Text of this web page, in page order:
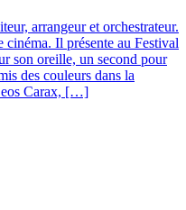
arrangeur et orchestrateur.
cinéma. Il présente au Festival
son oreille, un second pour
des couleurs dans la
Carax, […]